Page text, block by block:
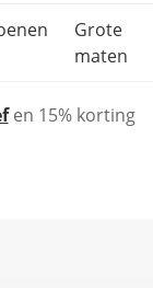
Grote
maten
en 15% korting